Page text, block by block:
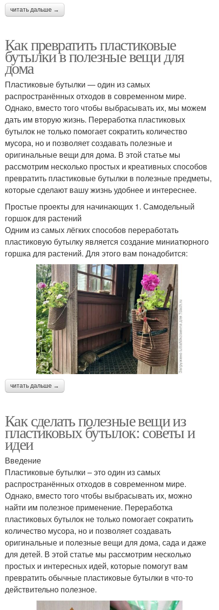
читать дальше →
Как превратить пластиковые
бутылки в полезные вещи для
дома
Пластиковые бутылки — один из самых
распространённых отходов в современном мире.
Однако, вместо того чтобы выбрасывать их, мы можем
дать им вторую жизнь. Переработка пластиковых
бутылок не только помогает сократить количество
мусора, но и позволяет создавать полезные и
оригинальные вещи для дома. В этой статье мы
рассмотрим несколько простых и креативных способов
превратить пластиковые бутылки в полезные предметы,
которые сделают вашу жизнь удобнее и интереснее.
Простые проекты для начинающих 1. Самодельный
горшок для растений
Одним из самых лёгких способов переработать
пластиковую бутылку является создание миниатюрного
горшка для растений. Для этого вам понадобится:
читать дальше →
Как сделать полезные вещи из
пластиковых бутылок: советы и
идеи
Введение
Пластиковые бутылки – это один из самых
распространённых отходов в современном мире.
Однако, вместо того чтобы выбрасывать их, можно
найти им полезное применение. Переработка
пластиковых бутылок не только помогает сократить
количество мусора, но и позволяет создавать
оригинальные и полезные вещи для дома, сада и даже
для детей. В этой статье мы рассмотрим несколько
простых и интересных идей, которые помогут вам
превратить обычные пластиковые бутылки в что-то
действительно полезное.